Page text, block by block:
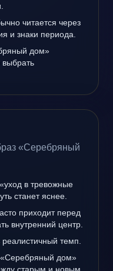
читается через
и знаки периода.
дом»
выбрать
«Серебряный
в тревожные
станет яснее.
приходит перед
внутренний центр.
темп.
«Серебряный дом»